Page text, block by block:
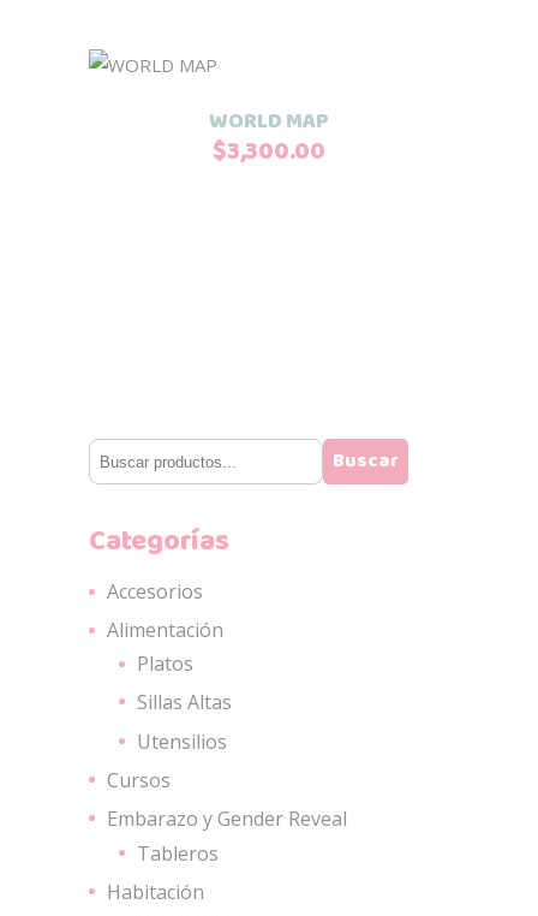
WORLD MAP
$3,300.00
Buscar Buscar
Categorías
Accesorios
Alimentación
Platos
Sillas Altas
Utensilios
Cursos
Embarazo y Gender Reveal
Tableros
Habitación